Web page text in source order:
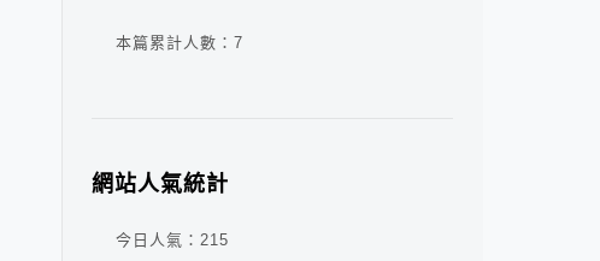
本篇累計人數： 7
網站人氣統計
今日人氣： 215